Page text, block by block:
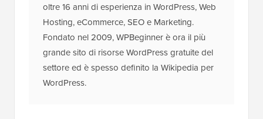
oltre 16 anni di esperienza in WordPress, Web
Hosting, eCommerce, SEO e Marketing.
Fondato nel 2009, WPBeginner è ora il più
grande sito di risorse WordPress gratuite del
settore ed è spesso definito la Wikipedia per
WordPress.